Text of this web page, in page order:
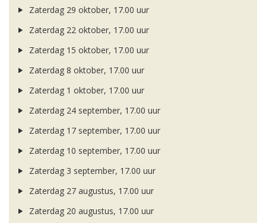
Zaterdag 29 oktober, 17.00 uur
Zaterdag 22 oktober, 17.00 uur
Zaterdag 15 oktober, 17.00 uur
Zaterdag 8 oktober, 17.00 uur
Zaterdag 1 oktober, 17.00 uur
Zaterdag 24 september, 17.00 uur
Zaterdag 17 september, 17.00 uur
Zaterdag 10 september, 17.00 uur
Zaterdag 3 september, 17.00 uur
Zaterdag 27 augustus, 17.00 uur
Zaterdag 20 augustus, 17.00 uur